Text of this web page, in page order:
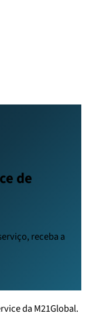
de
receba a
da M21Global.